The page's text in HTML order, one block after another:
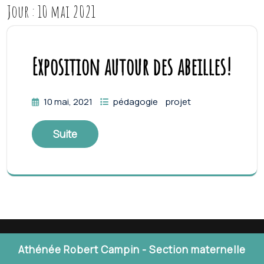
Jour :10 mai 2021
Exposition autour des abeilles!
10 mai, 2021 pédagogie projet
Suite
Athénée Robert Campin - Section maternelle